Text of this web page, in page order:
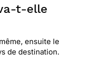
t-elle
ensuite le
de destination.